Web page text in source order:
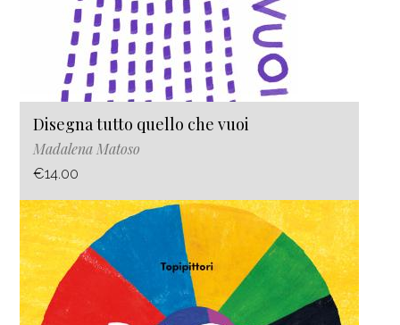
Disegna tutto quello che vuoi
Madalena Matoso
€14.00